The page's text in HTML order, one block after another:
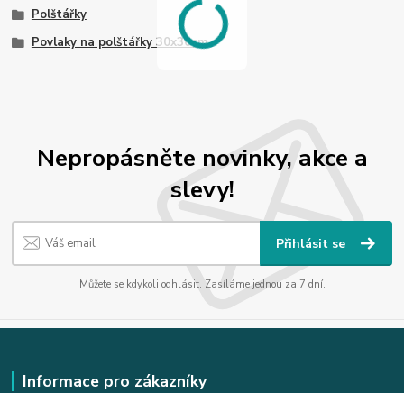
Polštářky
Povlaky na polštářky 30x30cm
Nepropásněte novinky, akce a
slevy!
Přihlásit se
Můžete se kdykoli odhlásit. Zasíláme jednou za 7 dní.
Informace pro zákazníky